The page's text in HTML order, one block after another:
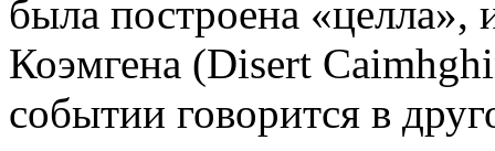
была построена
Коэмгена (Disert
событии говорится в